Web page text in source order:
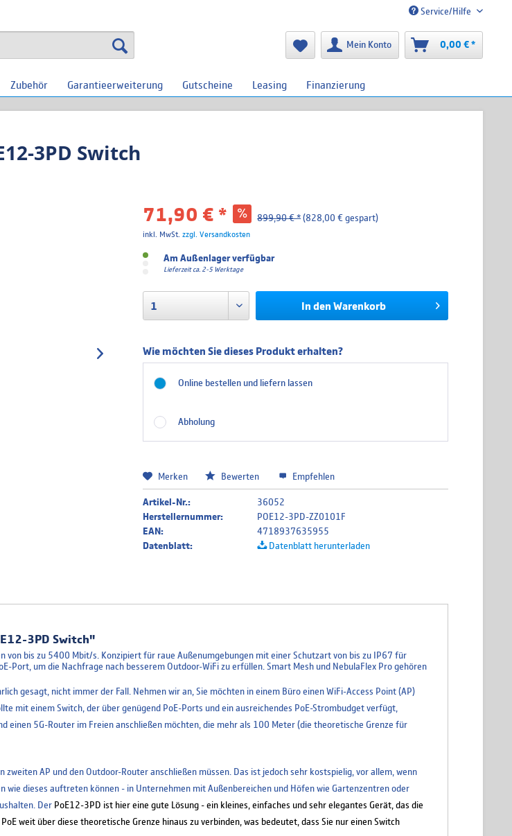
Service/Hilfe
Mein Konto 0,00 € *
Zubehör Garantieerweiterung Gutscheine Leasing Finanzierung
3PD Switch
71,90 € * 899,90 € *(828,00 € gespart)
inkl. MwSt.zzgl. Versandkosten
Am Außenlager verfügbar
Lieferzeit ca. 2-5 Werktage
In den Warenkorb
Wie möchten Sie dieses Produkt erhalten?
Online bestellen und liefern lassen
Abholung
Merken Bewerten Empfehlen
Artikel-Nr.:
36052
Herstellernummer:
POE12-3PD-ZZ0101F
EAN:
4718937635955
Datenblatt:
Datenblatt herunterladen
3PD Switch"
bis zu 5400 Mbit/s. Konzipiert für raue Außenumgebungen mit einer Schutzart von bis zu IP67 für
um die Nachfrage nach besserem Outdoor-WiFi zu erfüllen. Smart Mesh und NebulaFlex Pro gehören
gesagt, nicht immer der Fall. Nehmen wir an, Sie möchten in einem Büro einen WiFi-Access Point (AP)
mit einem Switch, der über genügend PoE-Ports und ein ausreichendes PoE-Strombudget verfügt,
einen 5G-Router im Freien anschließen möchten, die mehr als 100 Meter (die theoretische Grenze für
AP und den Outdoor-Router anschließen müssen. Das ist jedoch sehr kostspielig, vor allem, wenn
wie dieses auftreten können - in Unternehmen mit Außenbereichen und Höfen wie Gartenzentren oder
Der PoE12-3PD ist hier eine gute Lösung - ein kleines, einfaches und sehr elegantes Gerät, das die
weit über diese theoretische Grenze hinaus zu verbinden, was bedeutet, dass Sie nur einen Switch